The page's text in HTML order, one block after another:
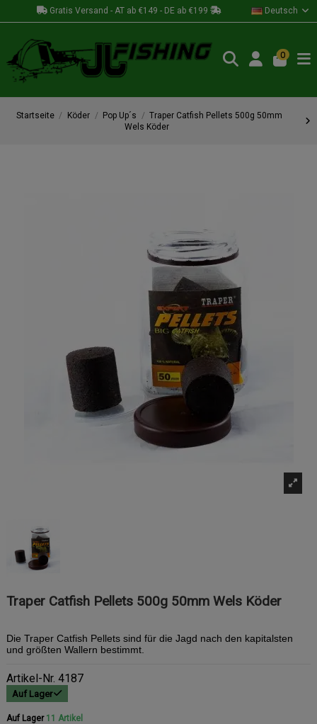
Gratis Versand - AT ab €149 - DE ab €199 Deutsch
0
Startseite Köder Pop Up´s
Traper Catfish Pellets 500g 50mm
Wels Köder
Traper Catfish Pellets 500g 50mm Wels Köder
Die Traper Catfish Pellets sind für die Jagd nach den kapitalsten
und größten Wallern bestimmt.
Artikel-Nr. 4187
Auf Lager
Auf Lager 11 Artikel